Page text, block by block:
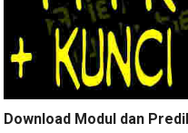
Download Modul dan